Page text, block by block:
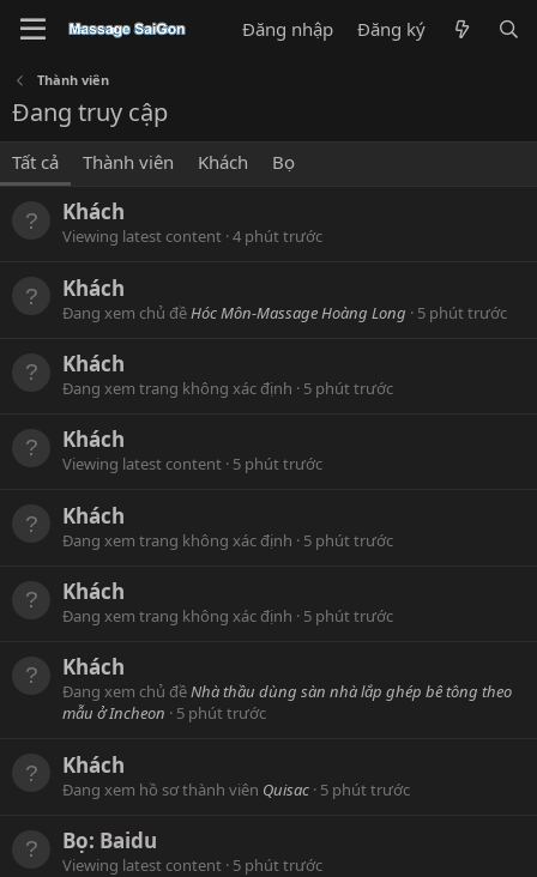
Đăng nhập Đăng ký
Thành viên
Đang truy cập
Tất cả Thành viên Khách Bọ
Khách
Viewing latest content 4 phút trước
Khách
Đang xem chủ đềHóc Môn-Massage Hoàng Long 5 phút trước
Khách
Đang xem trang không xác định 5 phút trước
Khách
Viewing latest content 5 phút trước
Khách
Đang xem trang không xác định 5 phút trước
Khách
Đang xem trang không xác định 5 phút trước
Khách
Đang xem chủ đềNhà thầu dùng sàn nhà lắp ghép bê tông theo
mẫu ở Incheon
5 phút trước
Khách
Đang xem hồ sơ thành viên Quisac 5 phút trước
Bọ: Baidu
Viewing latest content 5 phút trước